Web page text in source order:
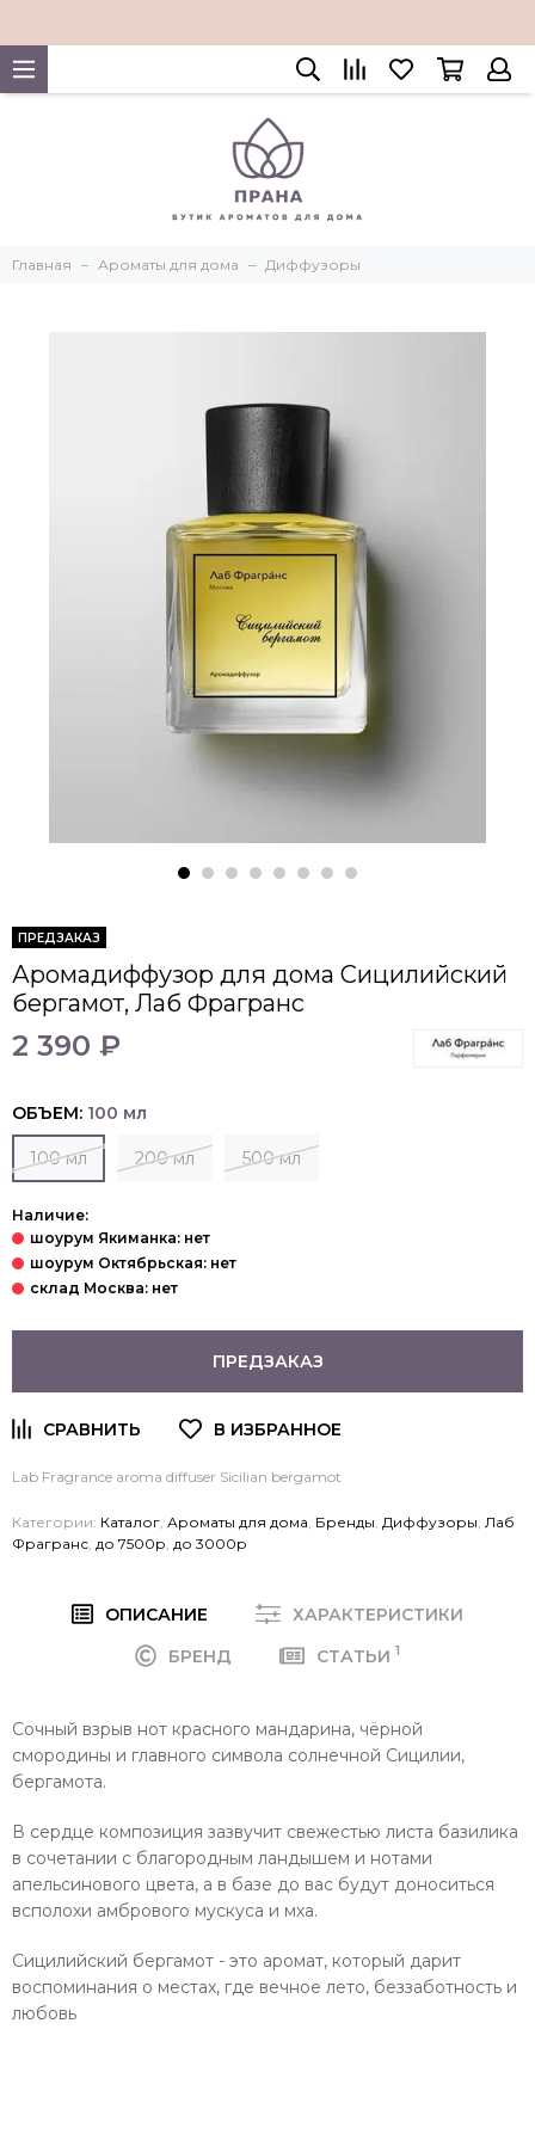
Главная Ароматы для дома Диффузоры
ПРЕДЗАКАЗ
Аромадиффузор для дома Сицилийский
бергамот, Лаб Фрагранс
2 390 ₽
ОБЪЕМ: 100 мл
100 мл 200 мл 500 мл
Наличие:
ПРЕДЗАКАЗ
Lab Fragrance aroma diffuser Sicilian bergamot
Категории: Каталог Ароматы для дома Бренды Диффузоры Лаб
Фрагранс до 7500р до 3000р
ОПИСАНИЕ
ХАРАКТЕРИСТИКИ
БРЕНД
СТАТЬИ 1
Сочный взрыв нот красного мандарина, чёрной
смородины и главного символа солнечной Сицилии,
бергамота.
В сердце композиция зазвучит свежестью листа базилика
в сочетании с благородным ландышем и нотами
апельсинового цвета, а в базе до вас будут доноситься
всполохи амбрового мускуса и мха.
Сицилийский бергамот - это аромат, который дарит
воспоминания о местах, где вечное лето, беззаботность и
любовь